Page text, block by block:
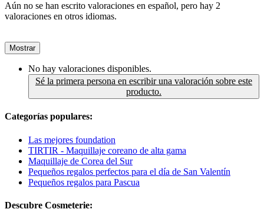
Aún no se han escrito valoraciones en español, pero hay 2
valoraciones en otros idiomas.
Mostrar
No hay valoraciones disponibles.
Sé la primera persona en escribir una valoración sobre este
producto.
Categorías populares:
Las mejores foundation
TIRTIR - Maquillaje coreano de alta gama
Maquillaje de Corea del Sur
Pequeños regalos perfectos para el día de San Valentín
Pequeños regalos para Pascua
Descubre Cosmeterie: